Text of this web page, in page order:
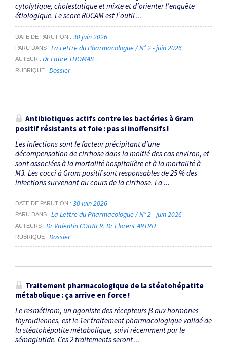
cytolytique, cholestatique et mixte et d’orienter l’enquête
étiologique. Le score RUCAM est l’outil ...
DATE DE PARUTION 30 juin 2026
PARU DANS La Lettre du Pharmacologue / N° 2 - juin 2026
AUTEUR Dr Laure THOMAS
RUBRIQUE Dossier
Antibiotiques actifs contre les bactéries à Gram
positif résistants et foie : pas si inoffensifs !
Les infections sont le facteur précipitant d’une
décompensation de cirrhose dans la moitié des cas environ, et
sont associées à la mortalité hospitalière et à la mortalité à
M3. Les cocci à Gram positif sont responsables de 25 % des
infections survenant au cours de la cirrhose. La ...
DATE DE PARUTION 30 juin 2026
PARU DANS La Lettre du Pharmacologue / N° 2 - juin 2026
AUTEURS Dr Valentin COIRIER Dr Florent ARTRU
RUBRIQUE Dossier
Traitement pharmacologique de la stéatohépatite
métabolique : ça arrive en force !
Le resmétirom, un agoniste des récepteurs β aux hormones
thyroïdiennes, est le 1er traitement pharmaco­logique validé de
la stéatohépatite métabolique, suivi récemment par le
sémaglutide. Ces 2 traitements seront ...